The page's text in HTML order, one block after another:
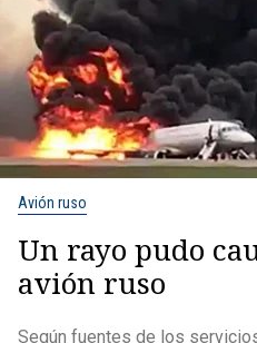
Avión ruso
Un rayo pudo
avión ruso
Según fuentes de los